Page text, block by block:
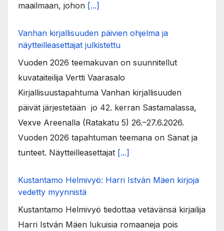
maailmaan, johon [...]
Vanhan kirjallisuuden päivien ohjelma ja
näytteilleasettajat julkistettu
Vuoden 2026 teemakuvan on suunnitellut
kuvataiteilija Vertti Vaarasalo
Kirjallisuustapahtuma Vanhan kirjallisuuden
päivät järjestetään jo 42. kerran Sastamalassa,
Vexve Areenalla (Ratakatu 5) 26.–27.6.2026.
Vuoden 2026 tapahtuman teemana on Sanat ja
tunteet. Näytteilleasettajat [...]
Kustantamo Helmivyö: Harri István Mäen kirjoja
vedetty myynnistä
Kustantamo Helmivyö tiedottaa vetävänsä kirjailija
Harri István Mäen lukuisia romaaneja pois